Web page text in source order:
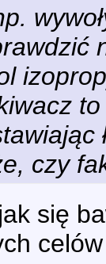
czy
się